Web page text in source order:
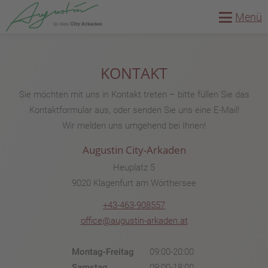
Menü
KONTAKT
Sie möchten mit uns in Kontakt treten – bitte füllen Sie das
Kontaktformular aus, oder senden Sie uns eine E-Mail!
Wir melden uns umgehend bei Ihnen!
Augustin City-Arkaden
Heuplatz 5
9020 Klagenfurt am Wörthersee
+43-463-908557
office@augustin-arkaden.at
Montag-Freitag
09:00-20:00